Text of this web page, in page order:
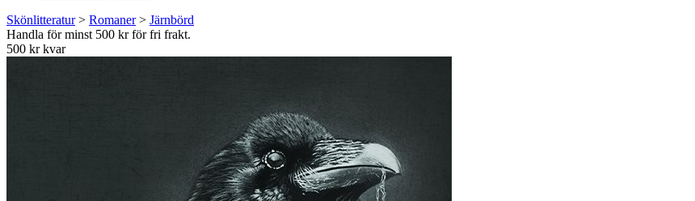
Skönlitteratur> Romaner> Järnbörd
Handla för minst 500 kr för fri frakt.
500 kr kvar